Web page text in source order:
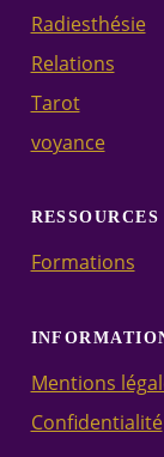
Radiesthésie
Relations
Tarot
voyance
RESSOURCES
Formations
Mentions
Confidentialité